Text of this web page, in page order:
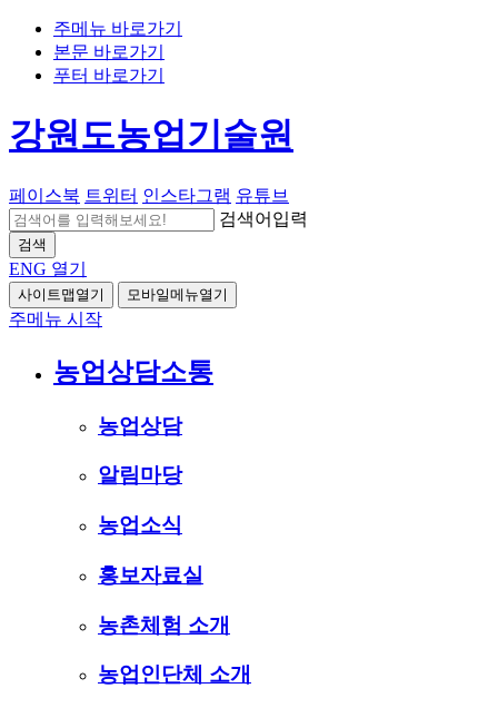
주메뉴 바로가기
본문 바로가기
푸터 바로가기
강원도농업기술원
페이스북 트위터 인스타그램 유튜브
검색어입력
검색
ENG 열기
사이트맵열기 모바일메뉴열기
주메뉴 시작
농업상담소통
농업상담
알림마당
농업소식
홍보자료실
농촌체험 소개
농업인단체 소개